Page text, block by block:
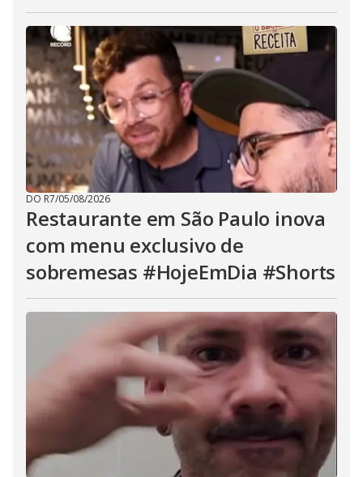
DO R7/05/08/2026
Restaurante em São Paulo inova
com menu exclusivo de
sobremesas #HojeEmDia #Shorts